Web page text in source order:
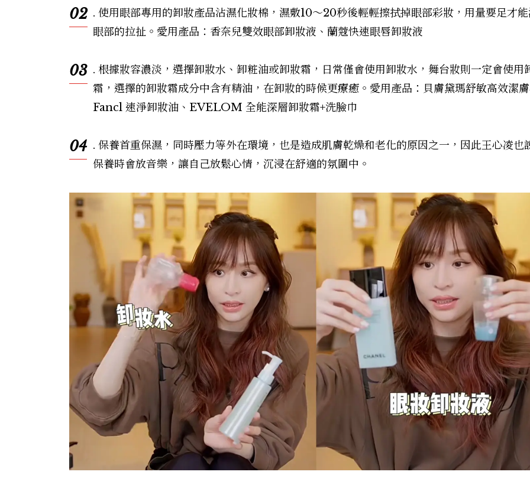
02 . 使用眼部專用的卸妝產品沾濕化妝棉，濕敷10～20秒後輕輕擦拭掉眼部彩妝，用量要足才
眼部的拉扯。愛用產品：香奈兒雙效眼部卸妝液、蘭蔻快速眼唇卸妝液
03 . 根據妝容濃淡，選擇卸妝水、卸粧油或卸妝霜，日常僅會使用卸妝水，舞台妝則一定會使用
霜，選擇的卸妝霜成分中含有精油，在卸妝的時候更療癒。愛用產品：貝膚黛瑪舒敏高效潔
Fancl 速淨卸妝油、EVELOM 全能深層卸妝霜+洗臉巾
04 . 保養首重保濕，同時壓力等外在環境，也是造成肌膚乾燥和老化的原因之一，因此王心凌也
保養時會放音樂，讓自己放鬆心情，沉浸在舒適的氛圍中。